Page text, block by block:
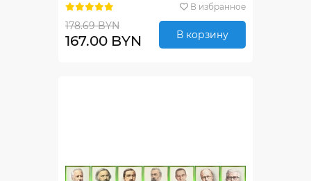
В избранное
178.69 BYN
167.00 BYN В корзину